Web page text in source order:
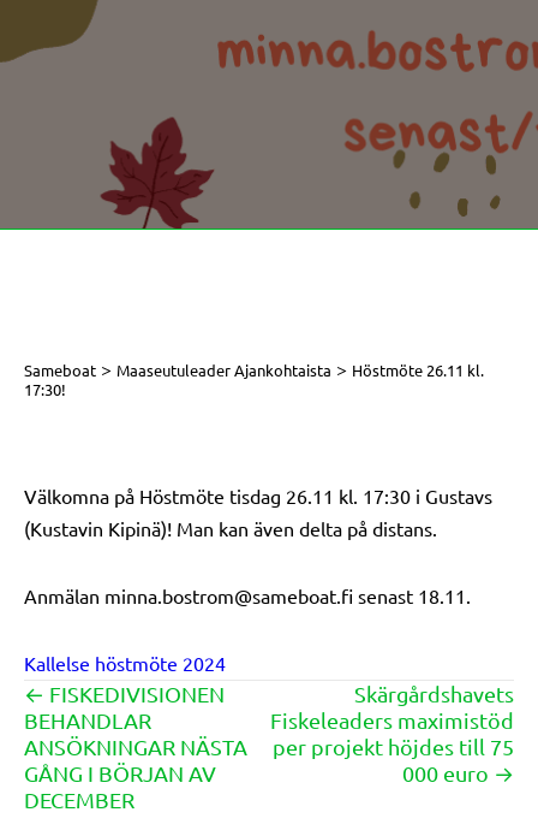
Sameboat > Maaseutuleader Ajankohtaista > Höstmöte 26.11 kl.
17:30!
Välkomna på Höstmöte tisdag 26.11 kl. 17:30 i Gustavs
(Kustavin Kipinä)! Man kan även delta på distans.
Anmälan minna.bostrom@sameboat.fi senast 18.11.
Kallelse höstmöte 2024
Posts
navigation
← FISKEDIVISIONEN
BEHANDLAR
ANSÖKNINGAR NÄSTA
GÅNG I BÖRJAN AV
DECEMBER
Skärgårdshavets
Fiskeleaders maximistöd
per projekt höjdes till 75
000 euro →